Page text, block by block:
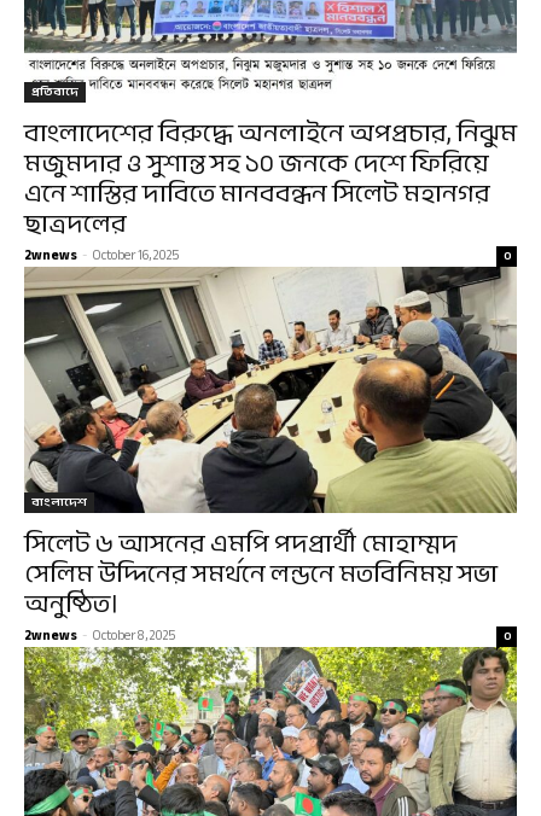
প্রতিবাদে
বাংলাদেশের বিরুদ্ধে অনলাইনে অপপ্রচার, নিঝুম
মজুমদার ও সুশান্ত সহ ১০ জনকে দেশে ফিরিয়ে
এনে শাস্তির দাবিতে মানববন্ধন সিলেট মহানগর
ছাত্রদলের
2wnews - October 16, 2025 0
বাংলাদেশ
সিলেট ৬ আসনের এমপি পদপ্রার্থী মোহাম্মদ
সেলিম উদ্দিনের সমর্থনে লন্ডনে মতবিনিময় সভা
অনুষ্ঠিত।
2wnews - October 8, 2025 0